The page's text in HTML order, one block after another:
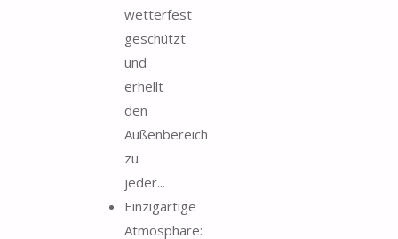
wetterfest
geschützt
und
erhellt
den
Außenbereich
zu
jeder...
Einzigartige
Atmosphäre: